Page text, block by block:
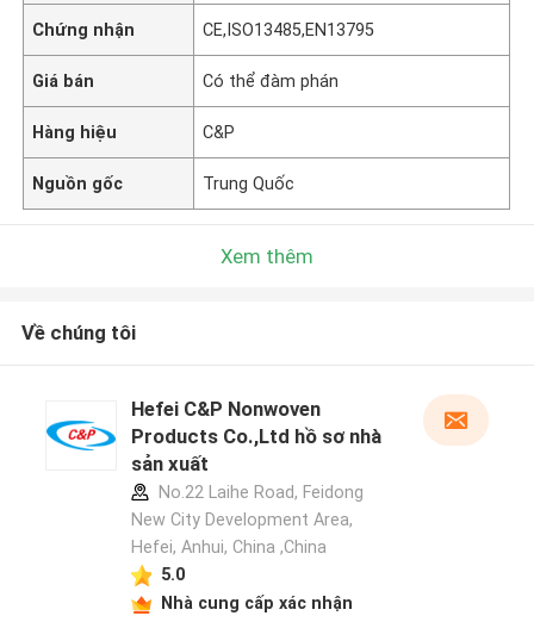
Chứng nhận CE,ISO13485,EN13795
Giá bán Có thể đàm phán
Hàng hiệu C&P
Nguồn gốc Trung Quốc
Xem thêm
Về chúng tôi
Hefei C&P Nonwoven
Products Co.,Ltd hồ sơ nhà
sản xuất
No.22 Laihe Road, Feidong
New City Development Area,
Hefei, Anhui, China ,China
5.0
Nhà cung cấp xác nhận